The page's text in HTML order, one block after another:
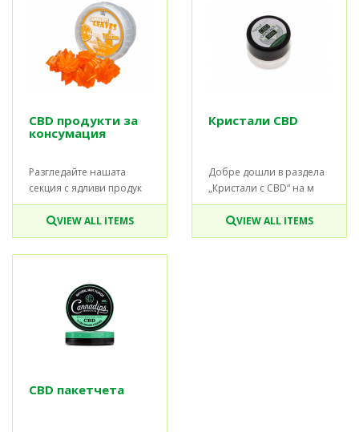
CBD продукти за
консумация
Разгледайте нашата
секция с ядливи продук
VIEW ALL ITEMS
Кристали CBD
Добре дошли в раздела
„Кристали с CBD“ на м
VIEW ALL ITEMS
CBD пакетчета